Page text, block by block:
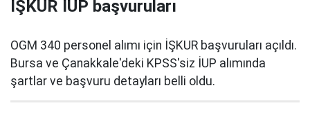
İŞKUR İUP başvuruları
OGM 340 personel alımı için İŞKUR başvuruları açıldı.
Bursa ve Çanakkale'deki KPSS'siz İUP alımında
şartlar ve başvuru detayları belli oldu.